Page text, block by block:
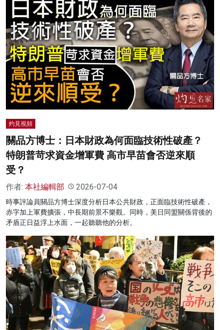
商業
科技
影片
名家榜
灼見活動
灼見視頻
關品方博士：日本財政為何面臨技術性破產？
特朗普苛求資金增軍費 高市早苗會否逆來順
受？
作者: 本社編輯部 2026-07-04
時事評論員關品方博士深度分析日本公共財政，正面臨技術性破產，
赤字加上軍費擴張，中長期前景不樂觀。同時，美日同盟關係背後的
矛盾正日益浮上水面，一起聽聽他的分析。